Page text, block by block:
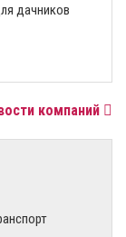
дачников
компаний